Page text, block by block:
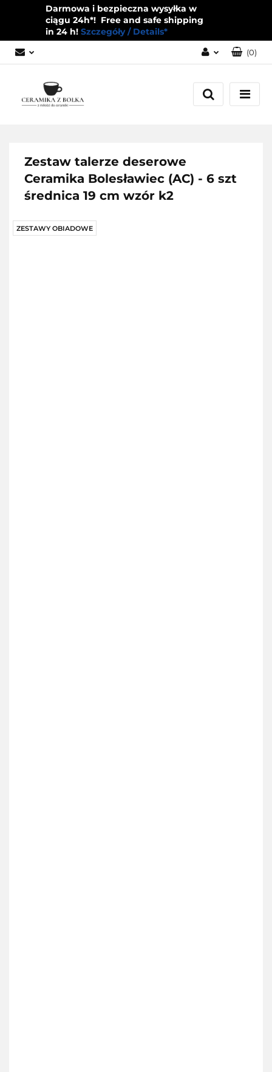
Darmowa i bezpieczna wysyłka w
ciągu 24h*! Free and safe shipping
in 24 h! Szczegóły / Details*
Zaloguj się
Zarejestruj się
(0)
Zestaw talerze deserowe
Ceramika Bolesławiec (AC) - 6 szt
średnica 19 cm wzór k2
ZESTAWY OBIADOWE